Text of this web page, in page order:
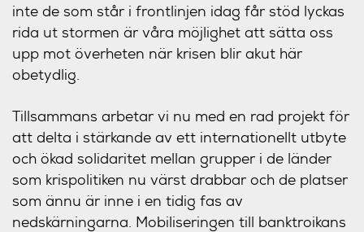
inte de som står i frontlinjen idag får stöd lyckas
rida ut stormen är våra möjlighet att sätta oss
upp mot överheten när krisen blir akut här
obetydlig.
Tillsammans arbetar vi nu med en rad projekt för
att delta i stärkande av ett internationellt utbyte
och ökad solidaritet mellan grupper i de länder
som krispolitiken nu värst drabbar och de platser
som ännu är inne i en tidig fas av
nedskärningarna. Mobiliseringen till banktroikans